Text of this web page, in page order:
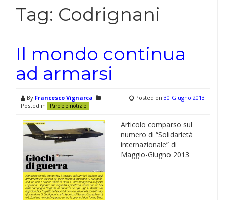
Tag: Codrignani
Il mondo continua
ad armarsi
By Francesco Vignarca
Posted in
Parole e notizie
Posted on 30 Giugno 2013
Articolo comparso sul
numero di “Solidarietà
internazionale” di
Maggio-Giugno 2013